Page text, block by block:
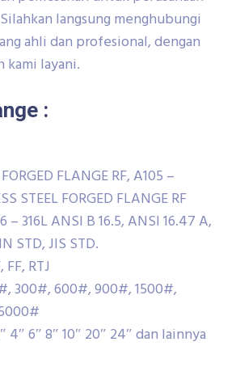
langsung menghubungi
ahli dan profesional, dengan
kami layani.
:
FLANGE RF, A105 –
STEEL FORGED FLANGE RF
– 316L ANSI B 16.5, ANSI 16.47 A,
STD, JIS STD.
RTJ
300#, 600#, 900#, 1500#,
4″ 6″ 8″ 10″ 20″ 24″ dan lainnya